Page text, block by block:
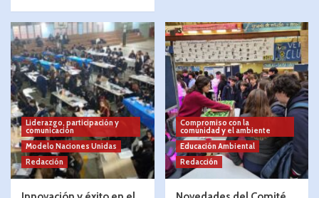
Liderazgo, participación y
comunicación
Modelo Naciones Unidas
Redacción
Compromiso con la
comunidad y el ambiente
Educación Ambiental
Redacción